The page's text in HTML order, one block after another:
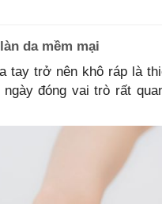
da mềm mại
tay trở nên khô ráp là
đóng vai trò rất